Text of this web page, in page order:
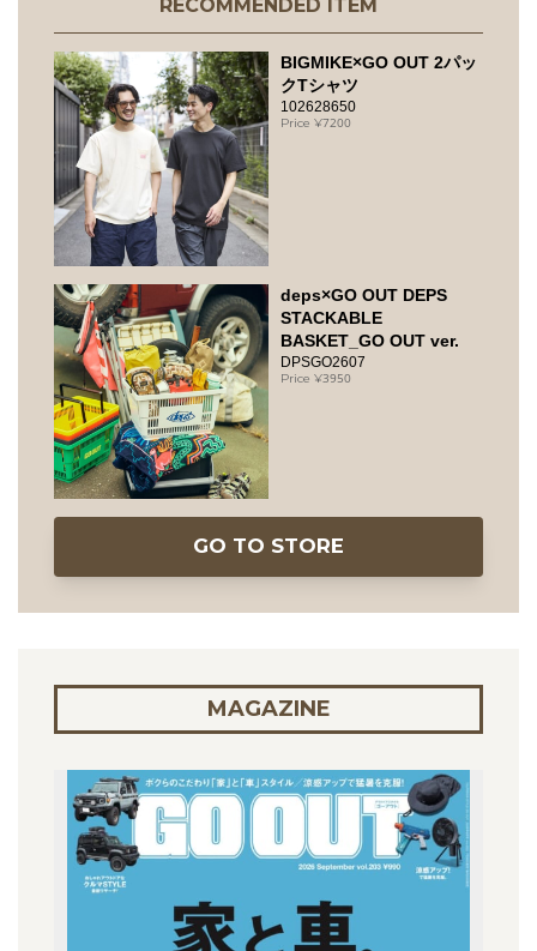
RECOMMENDED ITEM
BIGMIKE×GO OUT 2パッ
クTシャツ
102628650
7200
deps×GO OUT DEPS
STACKABLE
BASKET_GO OUT ver.
DPSGO2607
3950
GO TO STORE
MAGAZINE